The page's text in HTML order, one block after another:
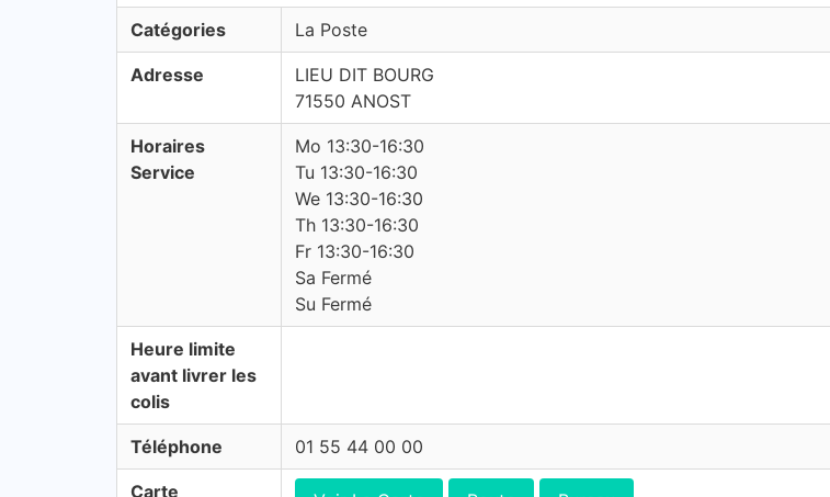
Catégories La Poste
Adresse
LIEU DIT BOURG
71550 ANOST
Horaires
Service
Mo 13:30-16:30
Tu 13:30-16:30
We 13:30-16:30
Th 13:30-16:30
Fr 13:30-16:30
Sa Fermé
Su Fermé
Heure limite
avant livrer les
colis
Téléphone 01 55 44 00 00
Carte